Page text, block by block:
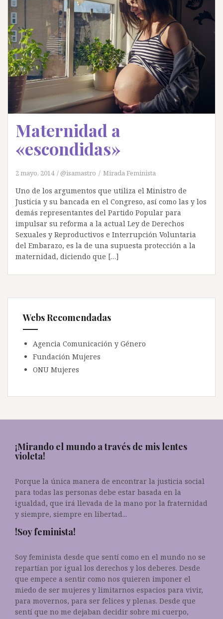
Maternidad a
«escondidas»
2 mayo, 2014 @isamastro Mirada Feminista
Uno de los argumentos que utiliza el Ministro de
Justicia y su bancada en el Congreso, así como las y los
demás representantes del Partido Popular para
impulsar su reforma a la actual Ley de Derechos
Sexuales y Reproductivos e Interrupción Voluntaria
del Embarazo, es la de una supuesta protección a la
maternidad, diciendo que […]
Webs Recomendadas
Agencia Comunicación y Género
Fundación Mujeres
ONU Mujeres
¡Mirando el mundo a través de mis lentes
violeta!
Porque la única manera de encontrar la justicia social
para todas las personas debe estar basada en la
igualdad, que irá llevada de la mano por la fraternidad
y siempre, siempre en libertad...
!Soy feminista!
Soy feminista desde que sentí como en el mundo no se
repartían por igual los derechos y los deberes. Desde
que empece a sentir como nos quieren imponer el
miedo de ser mujeres y limitarnos espacios para vivir,
para movernos, para ser felices y plenas. Desde que
sentí que no me dejaban decidir sobre mi cuerpo,